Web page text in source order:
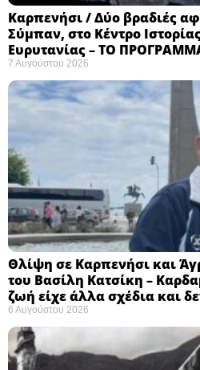
Καρπενήσι / Δύο βραδιές
Σύμπαν, στο Κέντρο
Ευρυτανίας – ΤΟ
7 Αυγούστου 2026
Θλίψη σε Καρπενήσι και
του Βασίλη Κατσίκη –
ζωή είχε άλλα σχέδια και
6 Αυγούστου 2026